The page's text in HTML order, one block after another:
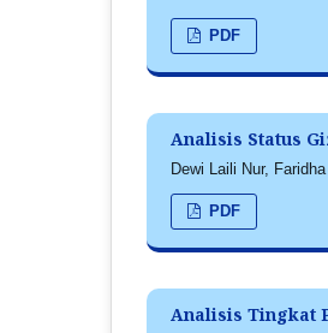
PDF
Analisis Status
Dewi Laili Nur,
PDF
Analisis Tingkat